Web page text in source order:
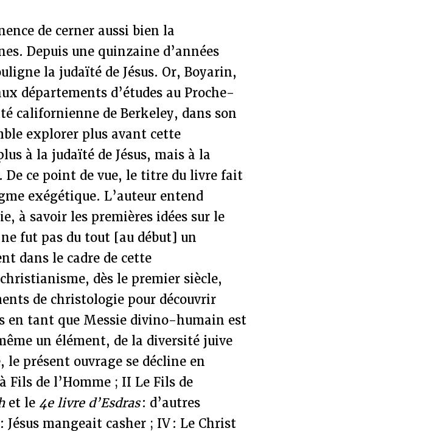
de cerner aussi bien la
Depuis une quinzaine d’années
la judaïté de Jésus. Or, Boyarin,
départements d’études au Proche-
californienne de Berkeley, dans son
explorer plus avant cette
à la judaïté de Jésus, mais à la
De ce point de vue, le titre du livre fait
exégétique. L’auteur entend
à savoir les premières idées sur le
fut pas du tout [au début] un
dans le cadre de cette
dès le premier siècle,
de christologie pour découvrir
en tant que Messie divino-humain est
un élément, de la diversité juive
présent ouvrage se décline en
Fils de l’Homme ; II Le Fils de
et le 4e livre d’Esdras: d’autres
mangeait casher ; IV : Le Christ